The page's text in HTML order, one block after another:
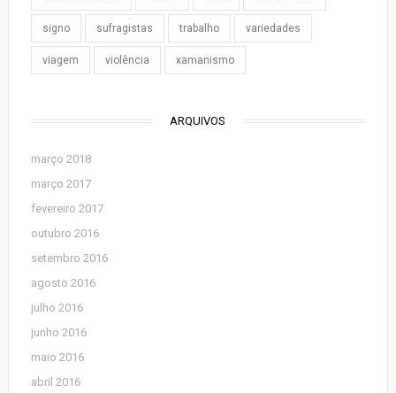
signo sufragistas trabalho variedades
viagem violência xamanismo
ARQUIVOS
março 2018
março 2017
fevereiro 2017
outubro 2016
setembro 2016
agosto 2016
julho 2016
junho 2016
maio 2016
abril 2016